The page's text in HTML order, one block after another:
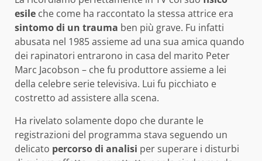
esile che come ha raccontato la stessa attrice era
sintomo di un trauma ben più grave. Fu infatti
abusata nel 1985 assieme ad una sua amica quando
dei rapinatori entrarono in casa del marito Peter
Marc Jacobson – che fu produttore assieme a lei
della celebre serie televisiva. Lui fu picchiato e
costretto ad assistere alla scena.
Ha rivelato solamente dopo che durante le
registrazioni del programma stava seguendo un
delicato percorso di analisi per superare i disturbi